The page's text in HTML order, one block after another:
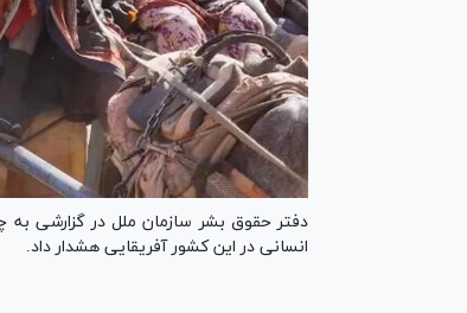
دفتر حقوق بشر سازمان ملل در گزارشی به
انسانی در این کشور آفریقایی هشدار داد.